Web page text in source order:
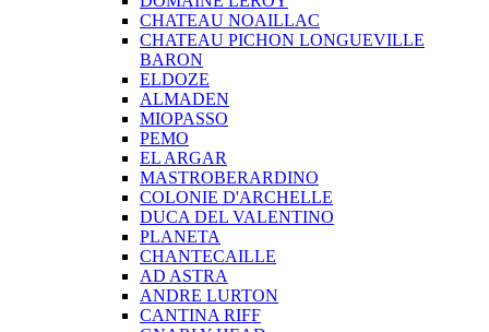
CHATEAU NOAILLAC
CHATEAU PICHON LONGUEVILLE
BARON
ELDOZE
ALMADEN
MIOPASSO
PEMO
EL ARGAR
MASTROBERARDINO
COLONIE D'ARCHELLE
DUCA DEL VALENTINO
PLANETA
CHANTECAILLE
AD ASTRA
ANDRE LURTON
CANTINA RIFF